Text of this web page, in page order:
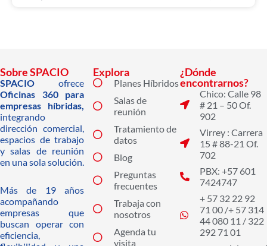
Sobre SPACIO
SPACIO ofrece
Oficinas 360 para
empresas híbridas,
integrando
dirección comercial,
espacios de trabajo
y salas de reunión
en una sola solución.
Más de 19 años
acompañando
empresas que
buscan operar con
eficiencia,
Explora
Planes Híbridos
Salas de
reunión
Tratamiento de
datos
Blog
Preguntas
frecuentes
Trabaja con
nosotros
Agenda tu
visita
¿Dónde
encontrarnos?
Chico: Calle 98
# 21 – 50 Of.
902
Virrey : Carrera
15 # 88-21 Of.
702
PBX: +57 601
7424747
+ 57 32 22 92
71 00 /+ 57 314
44 080 11 / 322
292 71 01